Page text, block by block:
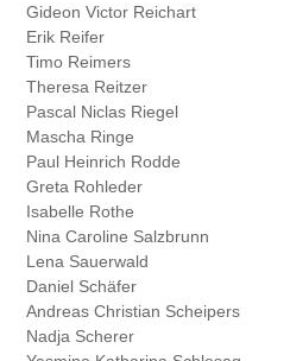
Gideon Victor Reichart
Erik Reifer
Timo Reimers
Theresa Reitzer
Pascal Niclas Riegel
Mascha Ringe
Paul Heinrich Rodde
Greta Rohleder
Isabelle Rothe
Nina Caroline Salzbrunn
Lena Sauerwald
Daniel Schäfer
Andreas Christian Scheipers
Nadja Scherer